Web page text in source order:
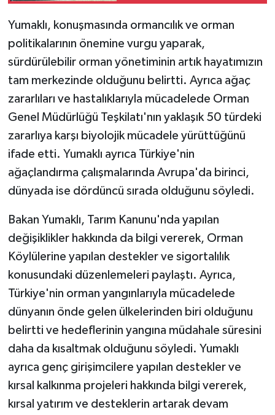
Yumaklı, konuşmasında ormancılık ve orman
politikalarının önemine vurgu yaparak,
sürdürülebilir orman yönetiminin artık hayatımızın
tam merkezinde olduğunu belirtti. Ayrıca ağaç
zararlıları ve hastalıklarıyla mücadelede Orman
Genel Müdürlüğü Teşkilatı'nın yaklaşık 50 türdeki
zararlıya karşı biyolojik mücadele yürüttüğünü
ifade etti. Yumaklı ayrıca Türkiye'nin
ağaçlandırma çalışmalarında Avrupa'da birinci,
dünyada ise dördüncü sırada olduğunu söyledi.
Bakan Yumaklı, Tarım Kanunu'nda yapılan
değişiklikler hakkında da bilgi vererek, Orman
Köylülerine yapılan destekler ve sigortalılık
konusundaki düzenlemeleri paylaştı. Ayrıca,
Türkiye'nin orman yangınlarıyla mücadelede
dünyanın önde gelen ülkelerinden biri olduğunu
belirtti ve hedeflerinin yangına müdahale süresini
daha da kısaltmak olduğunu söyledi. Yumaklı
ayrıca genç girişimcilere yapılan destekler ve
kırsal kalkınma projeleri hakkında bilgi vererek,
kırsal yatırım ve desteklerin artarak devam